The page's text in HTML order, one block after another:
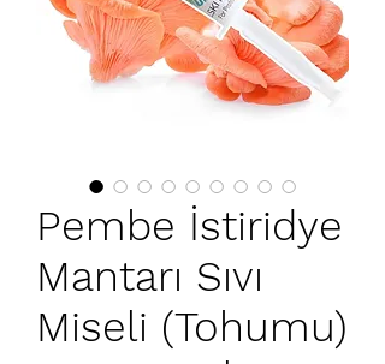
Pembe İstiridye
Mantarı Sıvı
Miseli (Tohumu)